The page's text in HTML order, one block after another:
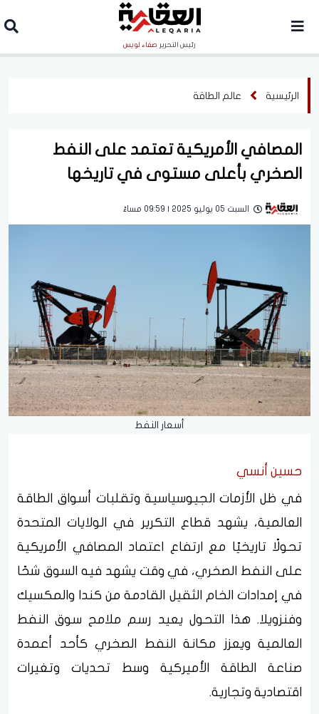
رئيس التحرير صفاء لويس
الرئيسية عالم الطاقة
المصافي الأمريكية تعتمد على النفط
الصخري بأعلى مستوى في تاريخها
السبت 05 يوليو 2025 | 09:59 مساءً
أسعار النفط
حسين أنسي
في ظل الأزمات الجيوسياسية وتقلبات أسواق الطاقة
العالمية، يشهد قطاع التكرير في الولايات المتحدة
تحولًا تاريخيًا مع ارتفاع اعتماد المصافي الأمريكية
على النفط الصخري، في وقت يشهد فيه السوق شحًا
في إمدادات الخام الثقيل القادمة من كندا والمكسيك
وفنزويلا. هذا التحول يعيد رسم ملامح سوق النفط
العالمية ويعزز مكانة النفط الصخري كأحد أعمدة
صناعة الطاقة الأميركية وسط تحديات وتغيرات
اقتصادية وتجارية.